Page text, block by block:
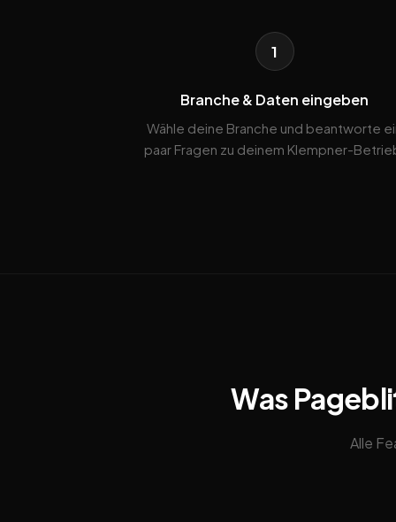
1
Branche & Daten eingeben
Wähle deine Branche und beantworte
paar Fragen zu deinem Klempner-
Was
Alle